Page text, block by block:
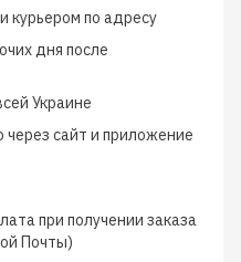
курьером по адресу
дня после
Украине
через сайт и приложение
при получении заказа
Почты)